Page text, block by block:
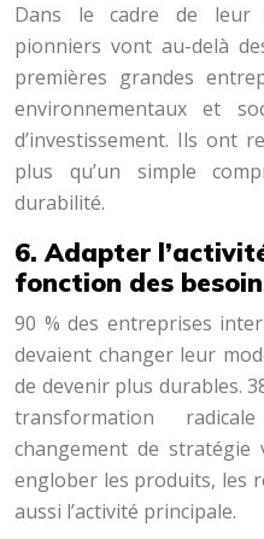
Dans le cadre de leur
pionniers vont au-delà
premières grandes
environnementaux et
d’investissement. Ils ont
plus qu’un simple
durabilité.
6. Adapter
fonction des
90 % des entreprises
devaient changer leur
de devenir plus durables.
transformation
changement de
englober les produits, les
aussi l’activité principale.